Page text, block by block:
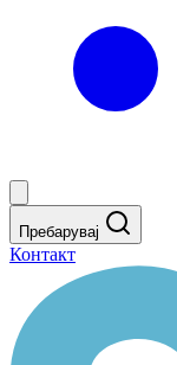
Пребарувај
Контакт